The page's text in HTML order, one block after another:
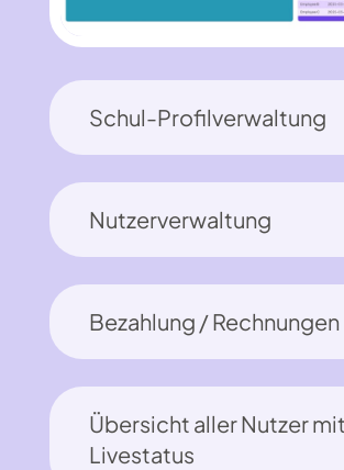
Schul-Profilverwaltung
Nutzerverwaltung
Bezahlung / Rechnungen
Übersicht aller Nutzer mit
Livestatus